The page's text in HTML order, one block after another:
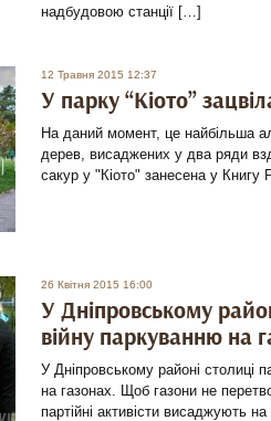
надбудовою станції […]
12 Травня 2015 12:37
У парку “Кіото”
На даний момент, це найбільша
дерев, висаджених у два ряди
сакур у "Кіото" занесена у Книгу
26 Квітня 2015 16:00
У Дніпровському
війну паркуванню на
У Дніпровському районі столиці
на газонах. Щоб газони не
партійні активісти висаджують